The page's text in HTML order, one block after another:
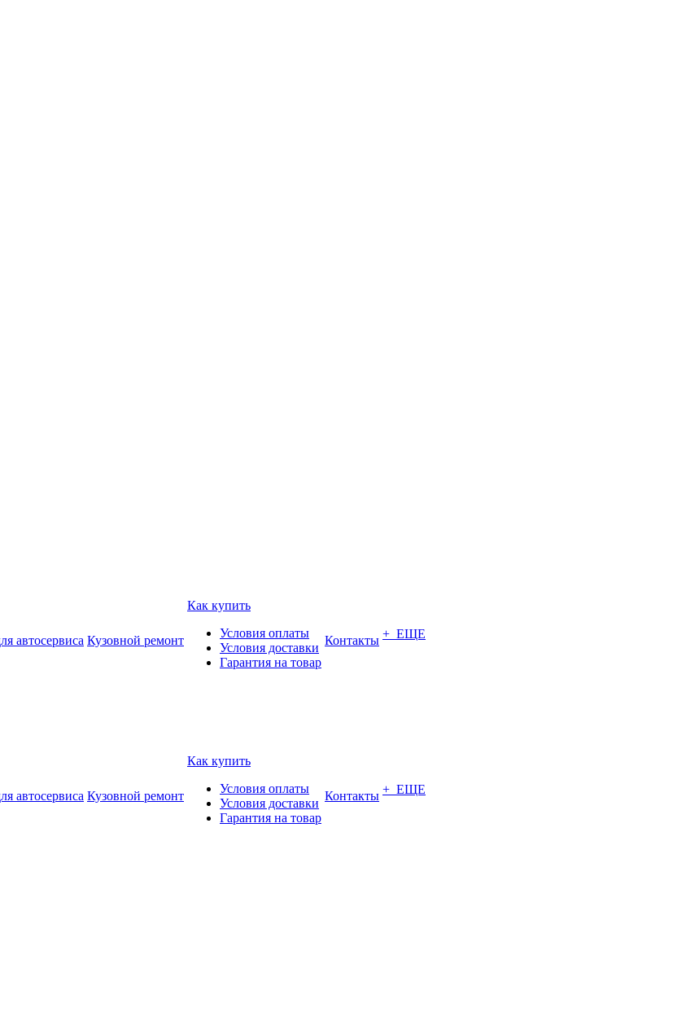
автосервиса Кузовной ремонт
Как купить
Условия оплаты
Условия доставки
Гарантия на товар
Контакты + ЕЩЕ
автосервиса Кузовной ремонт
Как купить
Условия оплаты
Условия доставки
Гарантия на товар
Контакты + ЕЩЕ